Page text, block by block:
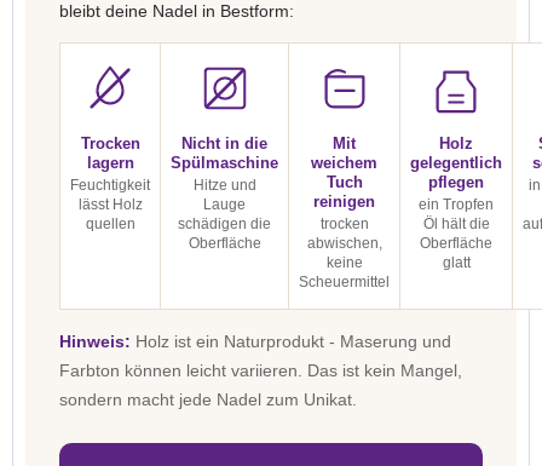
bleibt deine Nadel in Bestform:
Trocken
lagern
Feuchtigkeit
lässt Holz
quellen
Nicht in die
Spülmaschine
Hitze und
Lauge
schädigen die
Oberfläche
Mit
weichem
Tuch
reinigen
trocken
abwischen,
keine
Scheuermittel
Holz
gelegentlich
pflegen
ein Tropfen
Öl hält die
Oberfläche
glatt
Hinweis: Holz ist ein Naturprodukt - Maserung und
Farbton können leicht variieren. Das ist kein Mangel,
sondern macht jede Nadel zum Unikat.